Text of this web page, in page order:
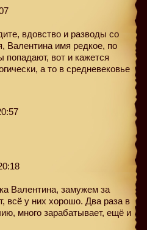
вдовство и разводы со
Валентина имя редкое, по
попадают, вот и кажется
а то в средневековье
Валентина, замужем за
всё у них хорошо. Два раза в
много зарабатывает, ещё и